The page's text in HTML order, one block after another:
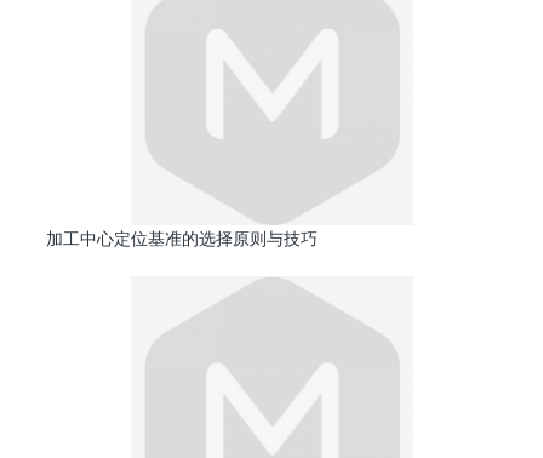
加工中心定位基准的选择原则与技巧